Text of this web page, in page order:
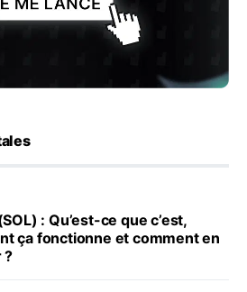
: Qu’est-ce que c’est,
ça fonctionne et comment en
?